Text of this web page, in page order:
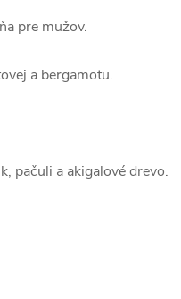
pre mužov.
a bergamotu.
pačuli a akigalové drevo.